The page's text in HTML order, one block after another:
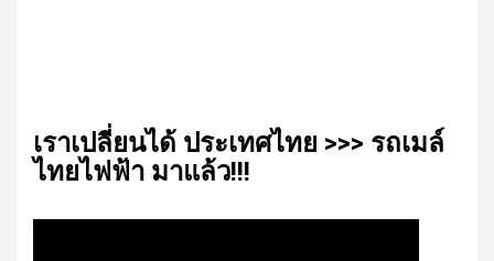
เรา​เปลี่ยน​ได้​ ประเทศ​ไทย​ >>> รถเมล์​
ไทย​ไฟฟ้า​ มาแล้ว!!!